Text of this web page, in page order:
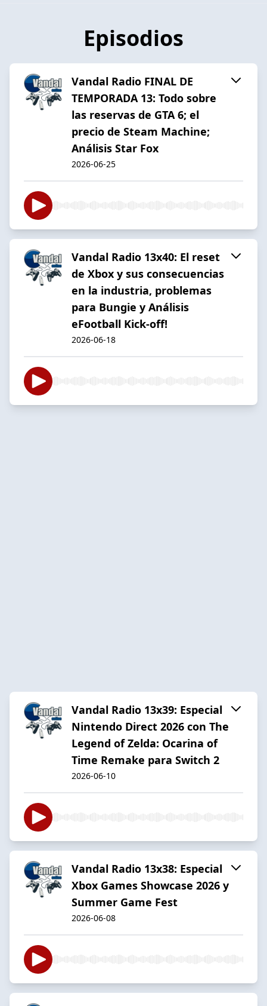
Episodios
Vandal Radio FINAL DE
TEMPORADA 13: Todo sobre
las reservas de GTA 6; el
precio de Steam Machine;
Análisis Star Fox
2026-06-25
Vandal Radio 13x40: El reset
de Xbox y sus consecuencias
en la industria, problemas
para Bungie y Análisis
eFootball Kick-off!
2026-06-18
Vandal Radio 13x39: Especial
Nintendo Direct 2026 con The
Legend of Zelda: Ocarina of
Time Remake para Switch 2
2026-06-10
Vandal Radio 13x38: Especial
Xbox Games Showcase 2026 y
Summer Game Fest
2026-06-08